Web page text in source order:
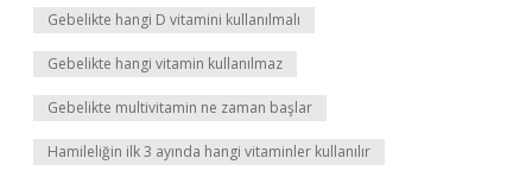
Gebelikte hangi D vitamini kullanılmalı
Gebelikte hangi vitamin kullanılmaz
Gebelikte multivitamin ne zaman başlar
Hamileliğin ilk 3 ayında hangi vitaminler kullanılır